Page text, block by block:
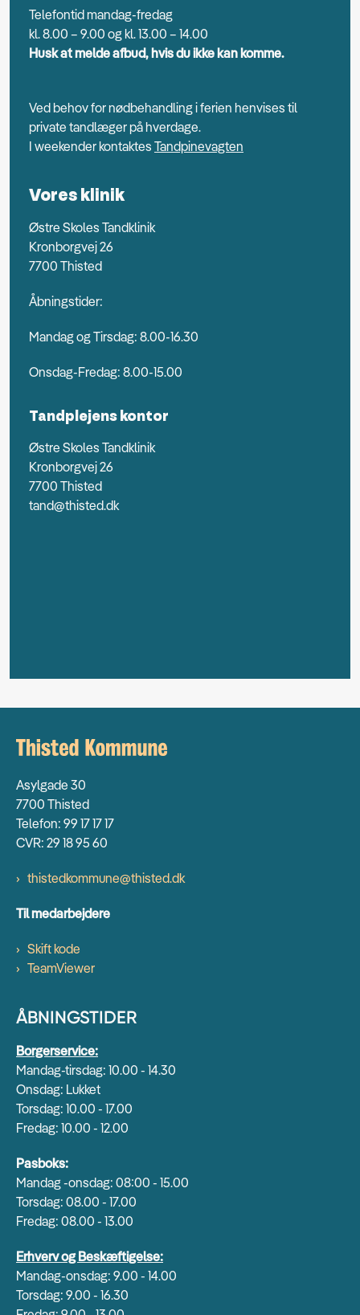
Telefontid mandag-fredag
kl. 8.00 – 9.00 og kl. 13.00 – 14.00
Husk at melde afbud, hvis du ikke kan komme.
Ved behov for nødbehandling i ferien henvises til
private tandlæger på hverdage.
I weekender kontaktes Tandpinevagten
Vores klinik
Østre Skoles Tandklinik
Kronborgvej 26
7700 Thisted
Åbningstider:
Mandag og Tirsdag: 8.00-16.30
Onsdag-Fredag: 8.00-15.00
Tandplejens kontor
Østre Skoles Tandklinik
Kronborgvej 26
7700 Thisted
tand@thisted.dk
Asylgade 30
7700 Thisted
Telefon: 99 17 17 17
CVR: 29 18 95 60
thistedkommune@thisted.dk
Til medarbejdere
Skift kode
TeamViewer
ÅBNINGSTIDER
Borgerservice:
Mandag-tirsdag: 10.00 - 14.30
Onsdag: Lukket
Torsdag: 10.00 - 17.00
Fredag: 10.00 - 12.00
Pasboks:
Mandag -onsdag: 08:00 - 15.00
Torsdag: 08.00 - 17.00
Fredag: 08.00 - 13.00
Erhverv og Beskæftigelse:
Mandag-onsdag: 9.00 - 14.00
Torsdag: 9.00 - 16.30